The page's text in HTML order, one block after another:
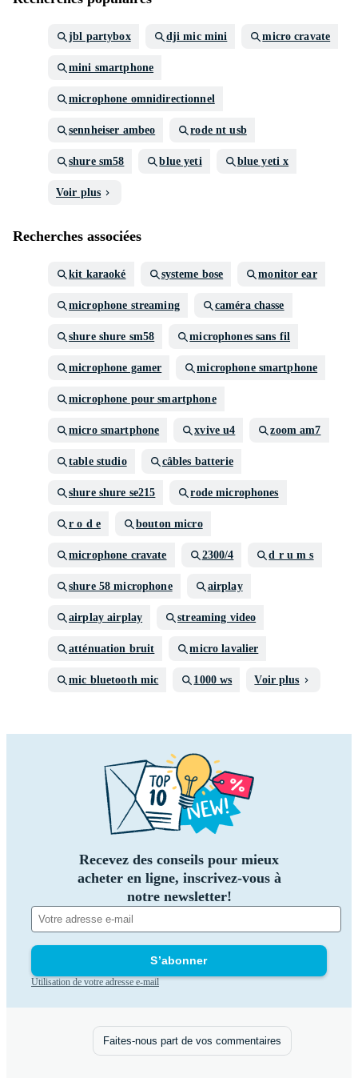
jbl partybox dji mic mini micro cravate
mini smartphone
microphone omnidirectionnel
sennheiser ambeo rode nt usb
shure sm58 blue yeti blue yeti x
Voir plus
Recherches associées
kit karaoké systeme bose monitor ear
microphone streaming caméra chasse
shure shure sm58 microphones sans fil
microphone gamer microphone smartphone
microphone pour smartphone
micro smartphone xvive u4 zoom am7
table studio câbles batterie
shure shure se215 rode microphones
r o d e bouton micro
microphone cravate 2300/4 d r u m s
shure 58 microphone airplay
airplay airplay streaming video
atténuation bruit micro lavalier
mic bluetooth mic 1000 ws Voir plus
Recevez des conseils pour mieux
acheter en ligne, inscrivez-vous à
notre newsletter!
S’abonner
Utilisation de votre adresse e-mail
Faites-nous part de vos commentaires